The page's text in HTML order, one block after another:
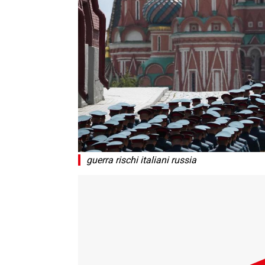
guerra rischi italiani russia